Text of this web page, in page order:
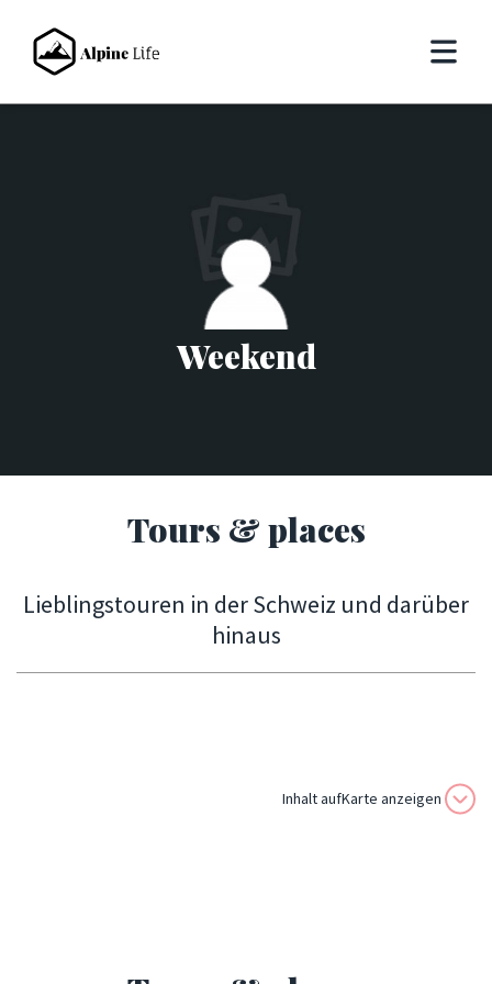
Weekend
Tours & places
Lieblingstouren in der Schweiz und darüber
hinaus
Inhalt aufKarte anzeigen